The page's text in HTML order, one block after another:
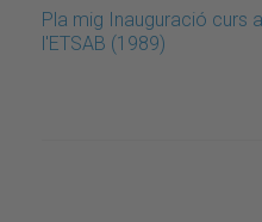
Pla mig Inauguració curs
l'ETSAB (1989)